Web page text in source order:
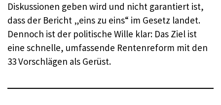
Diskussionen geben wird und nicht garantiert ist,
dass der Bericht „eins zu eins“ im Gesetz landet.
Dennoch ist der politische Wille klar: Das Ziel ist
eine schnelle, umfassende Rentenreform mit den
33 Vorschlägen als Gerüst.